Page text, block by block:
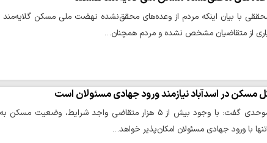
با بیان اینکه مردم از وعده‌های محقق‌نشده نهضت ملی مسکن
از متقاضیان مشخص نشده و مردم همچنان…
در اسدآباد نیازمند ورود جهادی مسئولان است
حوزه/ حجت‌الاسلام موحدی گفت: با وجود بیش از ۵ هزار متقاضی
با ورود جهادی مسئولان امکان‌پذیر خواهد…